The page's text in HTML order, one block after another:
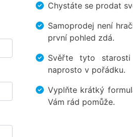
Chystáte se prodat
Samoprodej není
první pohled zdá.
Svěřte tyto
naprosto v pořádku.
Vyplňte krátký
Vám rád pomůže.